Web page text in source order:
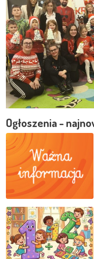
Ogłoszenia -